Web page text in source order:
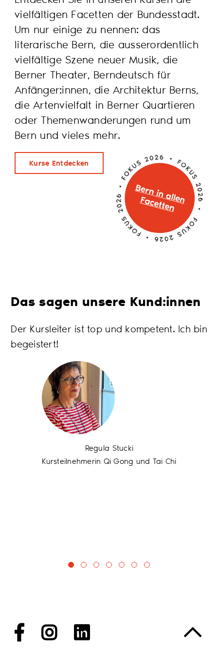
vielfältigen Facetten der Bundesstadt.
Um nur einige zu nennen: das
literarische Bern, die ausserordentlich
vielfältige Szene neuer Musik, die
Berner Theater, Berndeutsch für
Anfänger:innen, die Architektur Berns,
die Artenvielfalt in Berner Quartieren
oder Themenwanderungen rund um
Bern und vieles mehr.
Kurse Entdecken
Das sagen unsere Kund:innen
Regula Stucki
Kursteilnehmerin Qi Gong und Tai Chi
Der Kursleiter ist top und kompetent. Ich bin
begeistert!
FacebookInstagram